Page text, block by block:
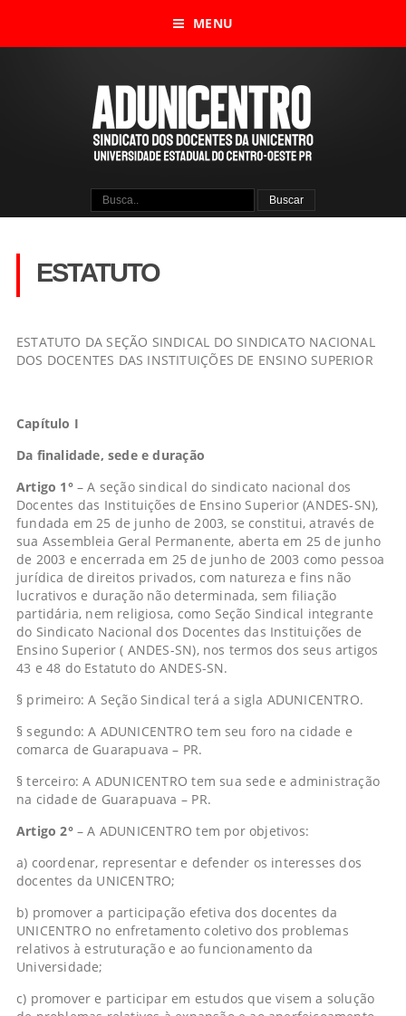
MENU
ESTATUTO
ESTATUTO DA SEÇÃO SINDICAL DO SINDICATO NACIONAL
DOS DOCENTES DAS INSTITUIÇÕES DE ENSINO SUPERIOR
Capítulo I
Da finalidade, sede e duração
Artigo 1°– A seção sindical do sindicato nacional dos
Docentes das Instituições de Ensino Superior (ANDES-SN),
fundada em 25 de junho de 2003, se constitui, através de
sua Assembleia Geral Permanente, aberta em 25 de junho
de 2003 e encerrada em 25 de junho de 2003 como pessoa
jurídica de direitos privados, com natureza e fins não
lucrativos e duração não determinada, sem filiação
partidária, nem religiosa, como Seção Sindical integrante
do Sindicato Nacional dos Docentes das Instituições de
Ensino Superior ( ANDES-SN), nos termos dos seus artigos
43 e 48 do Estatuto do ANDES-SN.
§ primeiro: A Seção Sindical terá a sigla ADUNICENTRO.
§ segundo: A ADUNICENTRO tem seu foro na cidade e
comarca de Guarapuava – PR.
§ terceiro: A ADUNICENTRO tem sua sede e administração
na cidade de Guarapuava – PR.
Artigo 2°– A ADUNICENTRO tem por objetivos:
a) coordenar, representar e defender os interesses dos
docentes da UNICENTRO;
b) promover a participação efetiva dos docentes da
UNICENTRO no enfretamento coletivo dos problemas
relativos à estruturação e ao funcionamento da
Universidade;
c) promover e participar em estudos que visem a solução